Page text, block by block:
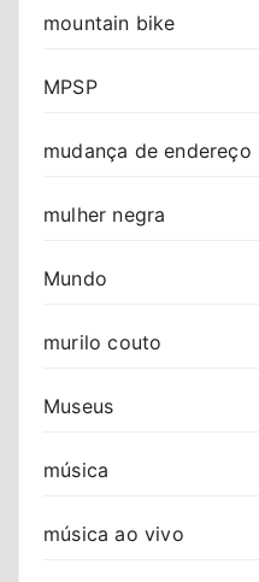
mountain bike
MPSP
mudança de endereço
mulher negra
Mundo
murilo couto
Museus
música
música ao vivo